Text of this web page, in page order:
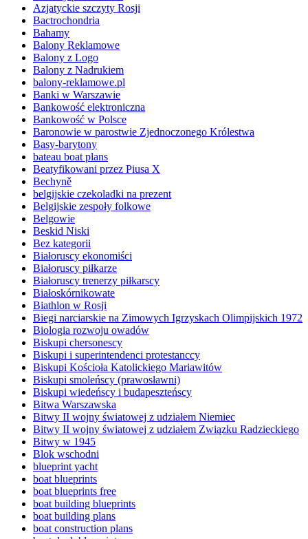
Azjatyckie szczyty Rosji
Bactrochondria
Bahamy
Balony Reklamowe
Balony z Logo
Balony z Nadrukiem
balony-reklamowe.pl
Banki w Warszawie
Bankowość elektroniczna
Bankowość w Polsce
Baronowie w parostwie Zjednoczonego Królestwa
Basy-barytony
bateau boat plans
Beatyfikowani przez Piusa X
Bechyně
belgijskie czekoladki na prezent
Belgijskie zespoły folkowe
Belgowie
Beskid Niski
Bez kategorii
Białoruscy ekonomiści
Białoruscy piłkarze
Białoruscy trenerzy piłkarscy
Białoskórnikowate
Biathlon w Rosji
Biegi narciarskie na Zimowych Igrzyskach Olimpijskich 1972
Biologia rozwoju owadów
Biskupi chersonescy
Biskupi i superintendenci protestanccy
Biskupi Kościoła Katolickiego Mariawitów
Biskupi smoleńscy (prawosławni)
Biskupi wiedeńscy i budapeszteńscy
Bitwa Warszawska
Bitwy II wojny światowej z udziałem Niemiec
Bitwy II wojny światowej z udziałem Związku Radzieckiego
Bitwy w 1945
Blok wschodni
blueprint yacht
boat blueprints
boat blueprints free
boat building blueprints
boat building plans
boat construction plans